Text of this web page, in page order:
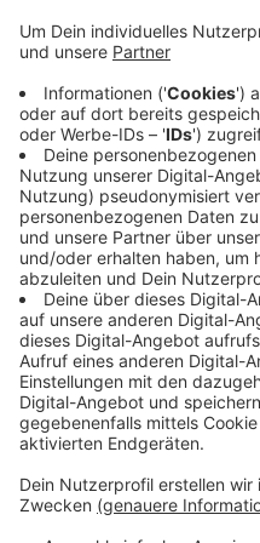
Finanzämter in
Elberfeld dauerte es im
Abgabe der
Steuerbescheid. Damit
schnellste Finanzamt
besser geworden - ein
noch 2,7 Tage länger.
es im vergangene Jahr
Platz 388 von 488. Die
Finanzamt Barmen wird
immer länger.
Veröffentlicht:Freitag,
Anzeige